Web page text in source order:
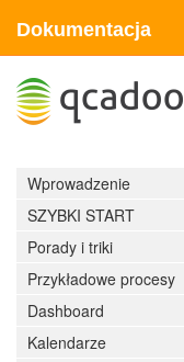
Dokumentacja
Wprowadzenie
SZYBKI START
Porady i triki
Przykładowe procesy
Dashboard
Kalendarze